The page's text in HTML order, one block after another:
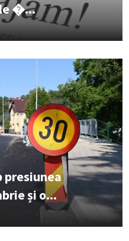
�...
presiunea
și o...